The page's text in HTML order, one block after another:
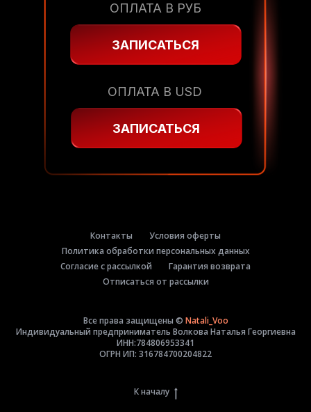
ОПЛАТА В USD
ОПЛАТА В РУБ
ЗАПИСАТЬСЯ
ЗАПИСАТЬСЯ
Контакты
Условия оферты
Политика обработки персональных данных
Согласие с рассылкой
Гарантия возврата
Отписаться от рассылки
Все права защищены © Natali_Voo
Индивидуальный предприниматель Волкова Наталья Георгиевна
ИНН:784806953341
ОГРН ИП: 316784700204822
К началу